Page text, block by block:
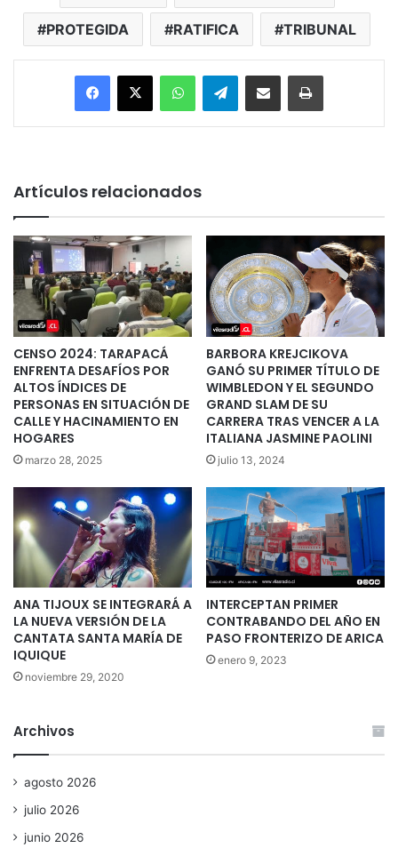
PROTEGIDA RATIFICA TRIBUNAL
Facebook
X WhatsAppTelegramEnviar vía email Imprimir
Artículos relacionados
CENSO 2024: TARAPACÁ
ENFRENTA DESAFÍOS POR
ALTOS ÍNDICES DE
PERSONAS EN SITUACIÓN DE
CALLE Y HACINAMIENTO EN
HOGARES
marzo 28, 2025
BARBORA KREJCIKOVA
GANÓ SU PRIMER TÍTULO DE
WIMBLEDON Y EL SEGUNDO
GRAND SLAM DE SU
CARRERA TRAS VENCER A LA
ITALIANA JASMINE PAOLINI
julio 13, 2024
ANA TIJOUX SE INTEGRARÁ A
LA NUEVA VERSIÓN DE LA
CANTATA SANTA MARÍA DE
IQUIQUE
noviembre 29, 2020
INTERCEPTAN PRIMER
CONTRABANDO DEL AÑO EN
PASO FRONTERIZO DE ARICA
enero 9, 2023
Archivos
agosto 2026
julio 2026
junio 2026